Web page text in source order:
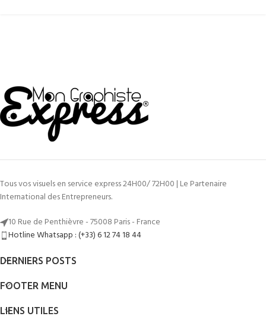
Tous vos visuels en service express 24H00/ 72H00 | Le Partenaire
International des Entrepreneurs.
10 Rue de Penthièvre - 75008 Paris - France
Hotline Whatsapp : (+33) 6 12 74 18 44
DERNIERS POSTS
FOOTER MENU
LIENS UTILES